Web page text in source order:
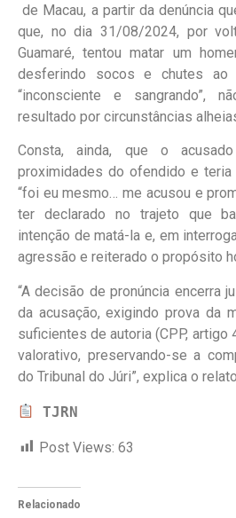
de Macau, a partir da denúncia
que, no dia 31/08/2024, por
Guamaré, tentou matar um
desferindo socos e chutes ao
“inconsciente e sangrando”,
resultado por circunstâncias
Consta, ainda, que o
proximidades do ofendido e
“foi eu mesmo… me acusou e
ter declarado no trajeto que
intenção de matá-la e, em
agressão e reiterado o propósito
“A decisão de pronúncia encerra
da acusação, exigindo prova da
suficientes de autoria (CPP, artigo
valorativo, preservando-se a
do Tribunal do Júri”, explica o
TJRN
Post Views: 63
Relacionado